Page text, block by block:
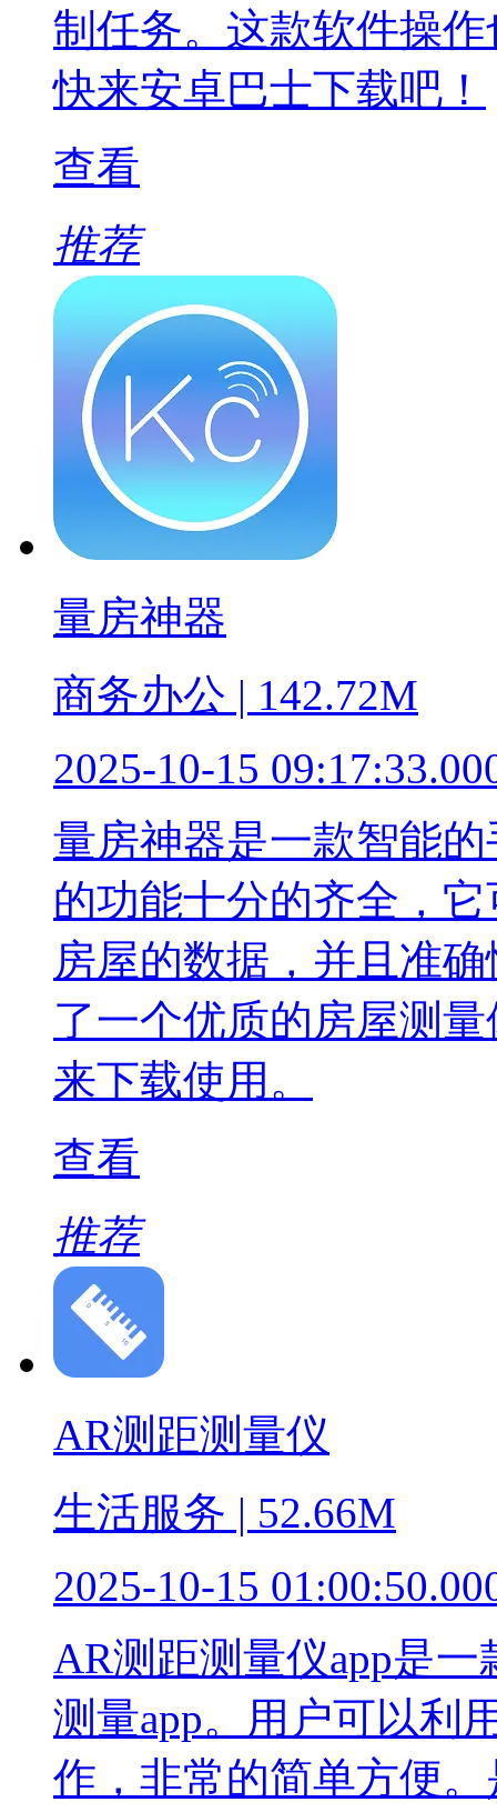
制任务。这款软件操
快来安卓巴士下载吧！
查看
推荐
量房神器
商务办公 | 142.72M
2025-10-15
量房神器是一款智能
的功能十分的齐全，
房屋的数据，并且准
了一个优质的房屋测
来下载使用。
查看
推荐
AR测距测量仪
生活服务 | 52.66M
2025-10-15
AR测距测量仪app是
测量app。用户可以利
作，非常的简单方便